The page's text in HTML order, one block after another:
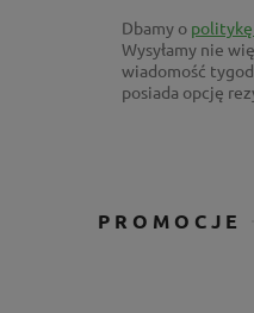
Dbamy o
Wysyłamy nie
wiadomość
posiada opcję
PROMOCJE